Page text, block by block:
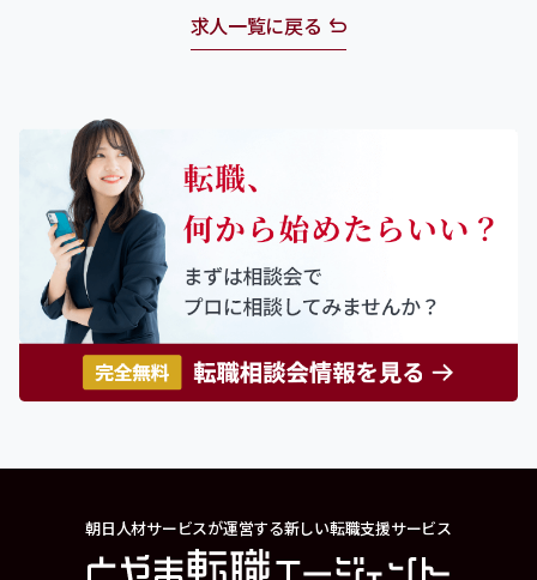
求人一覧に戻る
朝日人材サービスが運営する新しい転職支援サービス